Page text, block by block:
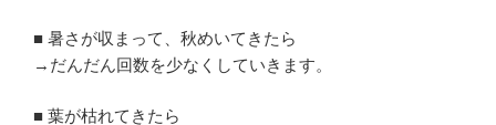
■ 暑さが収まって、秋めいてきたら
→だんだん回数を少なくしていきます。
■ 葉が枯れてきたら